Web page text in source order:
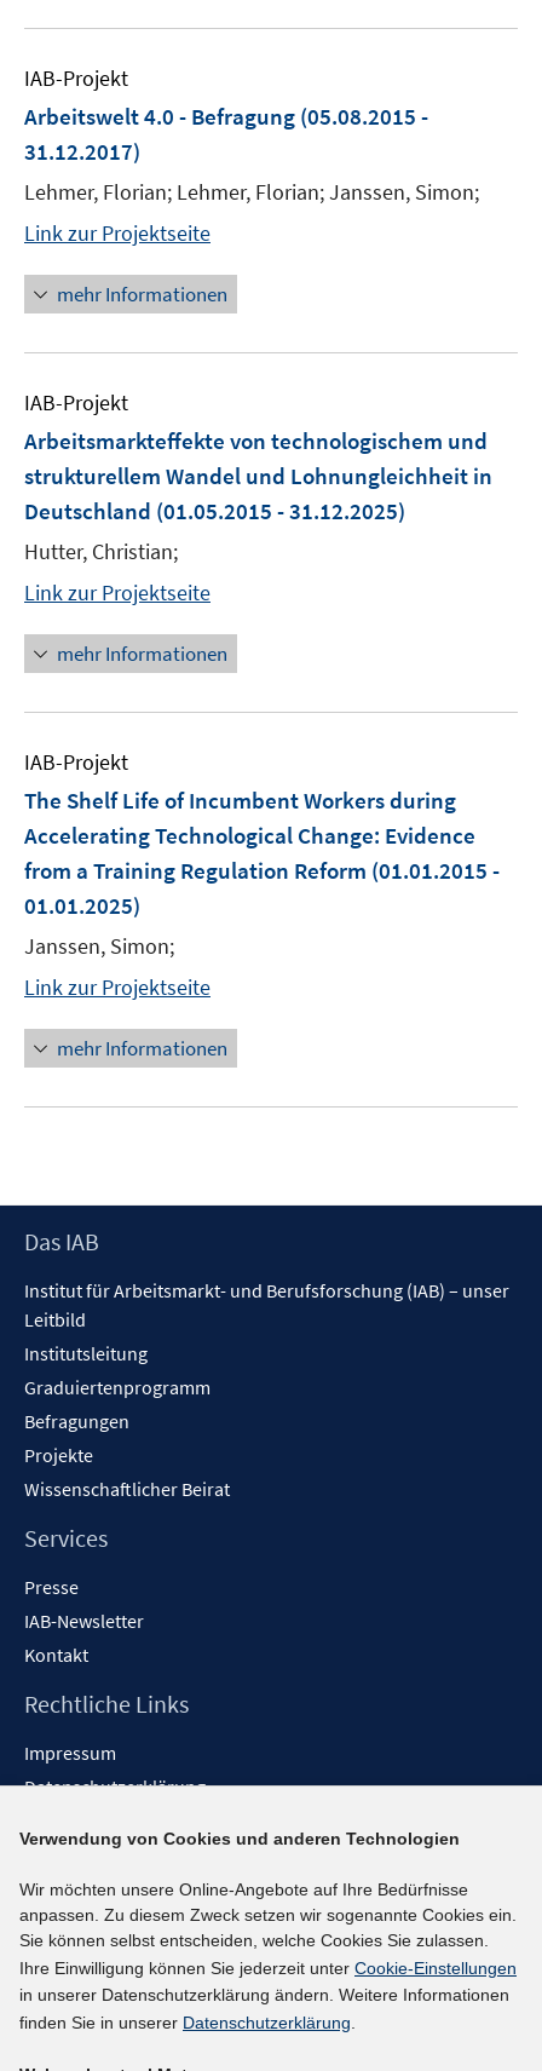
IAB-Projekt
Arbeitswelt 4.0 - Befragung (05.08.2015 -
31.12.2017)
Lehmer, Florian; Lehmer, Florian; Janssen, Simon;
Link zur Projektseite
mehr Informationen
IAB-Projekt
Arbeitsmarkteffekte von technologischem und
strukturellem Wandel und Lohnungleichheit in
Deutschland (01.05.2015 - 31.12.2025)
Hutter, Christian;
Link zur Projektseite
mehr Informationen
IAB-Projekt
The Shelf Life of Incumbent Workers during
Accelerating Technological Change: Evidence
from a Training Regulation Reform (01.01.2015 -
01.01.2025)
Janssen, Simon;
Link zur Projektseite
mehr Informationen
Footer
Das IAB
Institut für Arbeitsmarkt- und Berufsforschung (IAB) – unser
Leitbild
Institutsleitung
Graduiertenprogramm
Befragungen
Projekte
Wissenschaftlicher Beirat
Services
Presse
IAB-Newsletter
Kontakt
Rechtliche Links
Impressum
Datenschutzerklärung
Barrieren melden
Social-Media-Kanäle
BlueSky
YouTube
LinkedIn
Verwendung von Cookies und anderen Technologien
Wir möchten unsere Online-Angebote auf Ihre Bedürfnisse
anpassen. Zu diesem Zweck setzen wir sogenannte Cookies ein.
Sie können selbst entscheiden, welche Cookies Sie zulassen.
Ihre Einwilligung können Sie jederzeit unter Cookie-Einstellungen
in unserer Datenschutzerklärung ändern. Weitere Informationen
finden Sie in unserer Datenschutzerklärung.